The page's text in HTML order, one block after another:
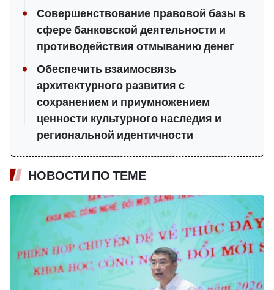
Совершенствование правовой базы в
сфере банковской деятельности и
противодействия отмыванию денег
Обеспечить взаимосвязь
архитектурного развития с
сохранением и приумножением
ценности культурного наследия и
региональной идентичности
НОВОСТИ ПО ТЕМЕ